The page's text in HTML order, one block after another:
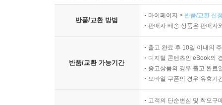
반품/교환 방법
마이페이지 > 반품/교환 신
판매자 배송 상품은 판매자
반품/교환 가능기간
출고 완료 후 10일 이내의
디지털 콘텐츠인 eBook의
중고상품의 경우 출고 완료
모바일 쿠폰의 경우 유효기
고객의 단순변심 및 착오구